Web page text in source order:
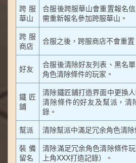
跨服
華山
合服後跨服華山會重置報名
需重新報名參加跨服華山。
跨服
商店
合服之後，跨服商店不會重置
好友
合服後清除好友列表、黑名
角色清除條件的玩家。
鐵匠
鋪
清除鐵匠鋪打造界面中更換
清除條件的好友及幫派，清
錄。
幫派
清除幫派中滿足冗余角色清除
裝備
留名
清除滿足冗余角色清除條件
上角XXX打造記錄）。